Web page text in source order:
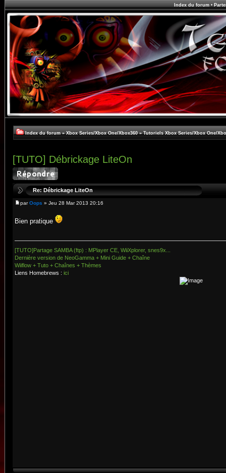
Index du forum•
Index du forum » Xbox Series/Xbox One/Xbox360 » Tutoriels Xbox Series/Xbox One/
[TUTO] Débrickage LiteOn
Re: Débrickage LiteOn
parOops » Jeu 28 Mar 2013 20:16
Bien pratique
[TUTO]Partage SAMBA (ftp) : MPlayer CE, WiiXplorer, snes9x...
Dernière version de NeoGamma + Mini Guide + Chaîne
Wiiflow + Tuto + Chaînes + Thèmes
Liens Homebrews : ici